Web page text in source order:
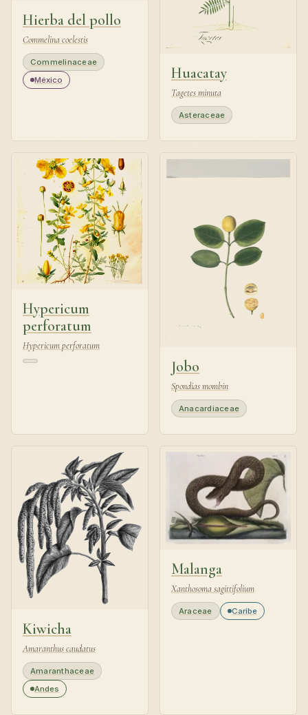
Hierba del pollo
Commelina coelestis
Commelinaceae
México
Huacatay
Tagetes minuta
Asteraceae
Hypericum
perforatum
Hypericum perforatum
Jobo
Spondias mombin
Anacardiaceae
Kiwicha
Amaranthus caudatus
Amaranthaceae
Andes
Malanga
Xanthosoma sagittifolium
Araceae Caribe